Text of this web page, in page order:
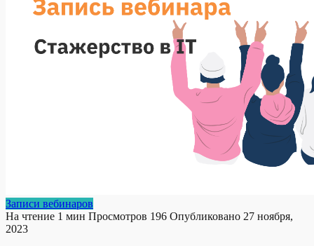
Записи вебинаров
На чтение 1 мин Просмотров 196 Опубликовано 27 ноября,
2023